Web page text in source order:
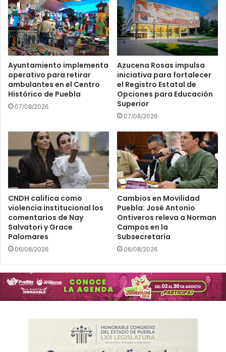
Ayuntamiento implementa
operativo para retirar
ambulantes en el Centro
Histórico de Puebla
07/08/2026
Azucena Rosas impulsa
iniciativa para fortalecer
el Registro Estatal de
Opciones para Educación
Superior
07/08/2026
CNDH califica como
violencia institucional los
comentarios de Nay
Salvatori y Grace
Palomares
06/08/2026
Cambios en Movilidad
Puebla: José Antonio
Ontiveros releva a Norman
Campos en la
Subsecretaría
06/08/2026